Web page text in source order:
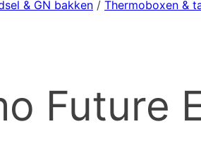
& GN bakken / Thermoboxen &
Future